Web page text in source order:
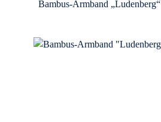
Bambus-Armband „Ludenberg“